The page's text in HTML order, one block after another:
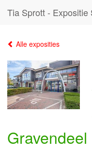
Alle exposities
Gravendeel